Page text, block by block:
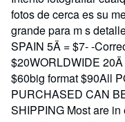
fotos de cerca es su
grande para m s
SPAIN 5Ä = $7- -
$20WORLDWIDE
$60big format $90All
PURCHASED CAN
SHIPPING Most are